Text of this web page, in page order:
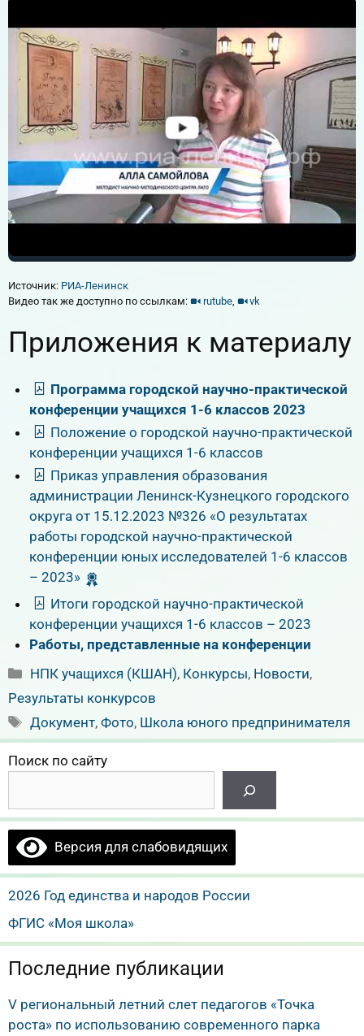
Источник: РИА-Ленинск
Видео так же доступно по ссылкам:
rutube, vk
Приложения к материалу
Программа городской научно-практической
конференции учащихся 1-6 классов 2023
Положение о городской научно-практической
конференции учащихся 1-6 классов
Приказ управления образования
администрации Ленинск-Кузнецкого городского
округа от 15.12.2023 №326 «О результатах
работы городской научно-практической
конференции юных исследователей 1-6 классов
– 2023»
Итоги городской научно-практической
конференции учащихся 1-6 классов – 2023
Работы, представленные на конференции
Рубрики
НПК учащихся (КШАН), Конкурсы, Новости,
Результаты конкурсов
Метки
Документ,Фото, Школа юного предпринимателя
Поиск по сайту
Версия для слабовидящих
2026 Год единства и народов России
ФГИС «Моя школа»
Последние публикации
V региональный летний слет педагогов «Точка
роста» по использованию современного парка